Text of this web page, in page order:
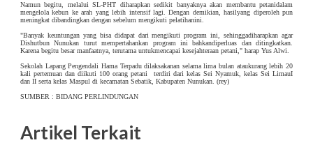
Namun begitu, melalui SL-PHT diharapkan sedikit banyaknya akan membantu petanidalam
mengelola kebun ke arah yang lebih intensif lagi. Dengan demikian, hasilyang diperoleh pun
meningkat dibandingkan dengan sebelum mengikuti pelatihanini.
"Banyak keuntungan yang bisa didapat dari mengikuti program ini, sehinggadiharapkan agar
Dishutbun Nunukan turut mempertahankan program ini bahkandiperluas dan ditingkatkan.
Karena begitu besar manfaatnya, terutama untukmencapai kesejahteraan petani," harap Yus Alwi.
Sekolah Lapang Pengendali Hama Terpadu dilaksakanan selama lima bulan ataukurang lebih 20
kali pertemuan dan diikuti 100 orang petani terdiri dari kelas Sei Nyamuk, kelas Sei LimauI
dan II serta kelas Maspul di kecamatan Sebatik, Kabupaten Nunukan. (rey)
SUMBER : BIDANG PERLINDUNGAN
Artikel Terkait